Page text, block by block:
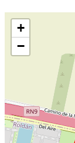
+
−